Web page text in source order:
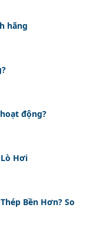
hãng
động?
Hơi
Bền Hơn? So